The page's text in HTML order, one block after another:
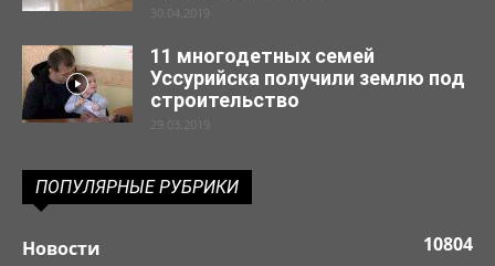
30.04.2019
11 многодетных семей
Уссурийска получили землю под
строительство
29.03.2019
ПОПУЛЯРНЫЕ РУБРИКИ
Новости
10804